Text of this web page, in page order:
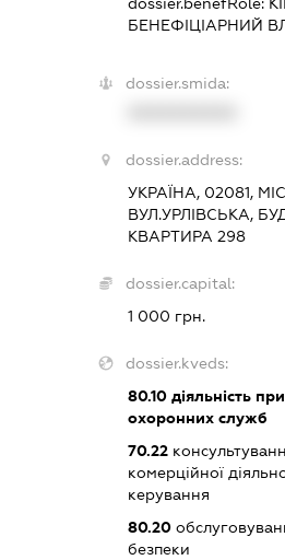
БЕНЕФІЦІАРНИЙ
dossier.smida:
dossier.address:
УКРАЇНА, 02081,
ВУЛ.УРЛІВСЬКА,
КВАРТИРА 298
dossier.capital:
1 000 грн.
dossier.kveds:
80.10діяльність
охоронних служб
70.22
комерційної
керування
80.20
безпеки